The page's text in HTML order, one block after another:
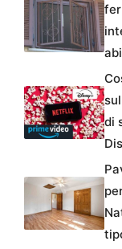
di